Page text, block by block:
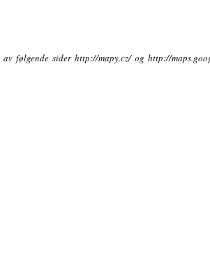
følgende sider http://mapy.cz/ og http://